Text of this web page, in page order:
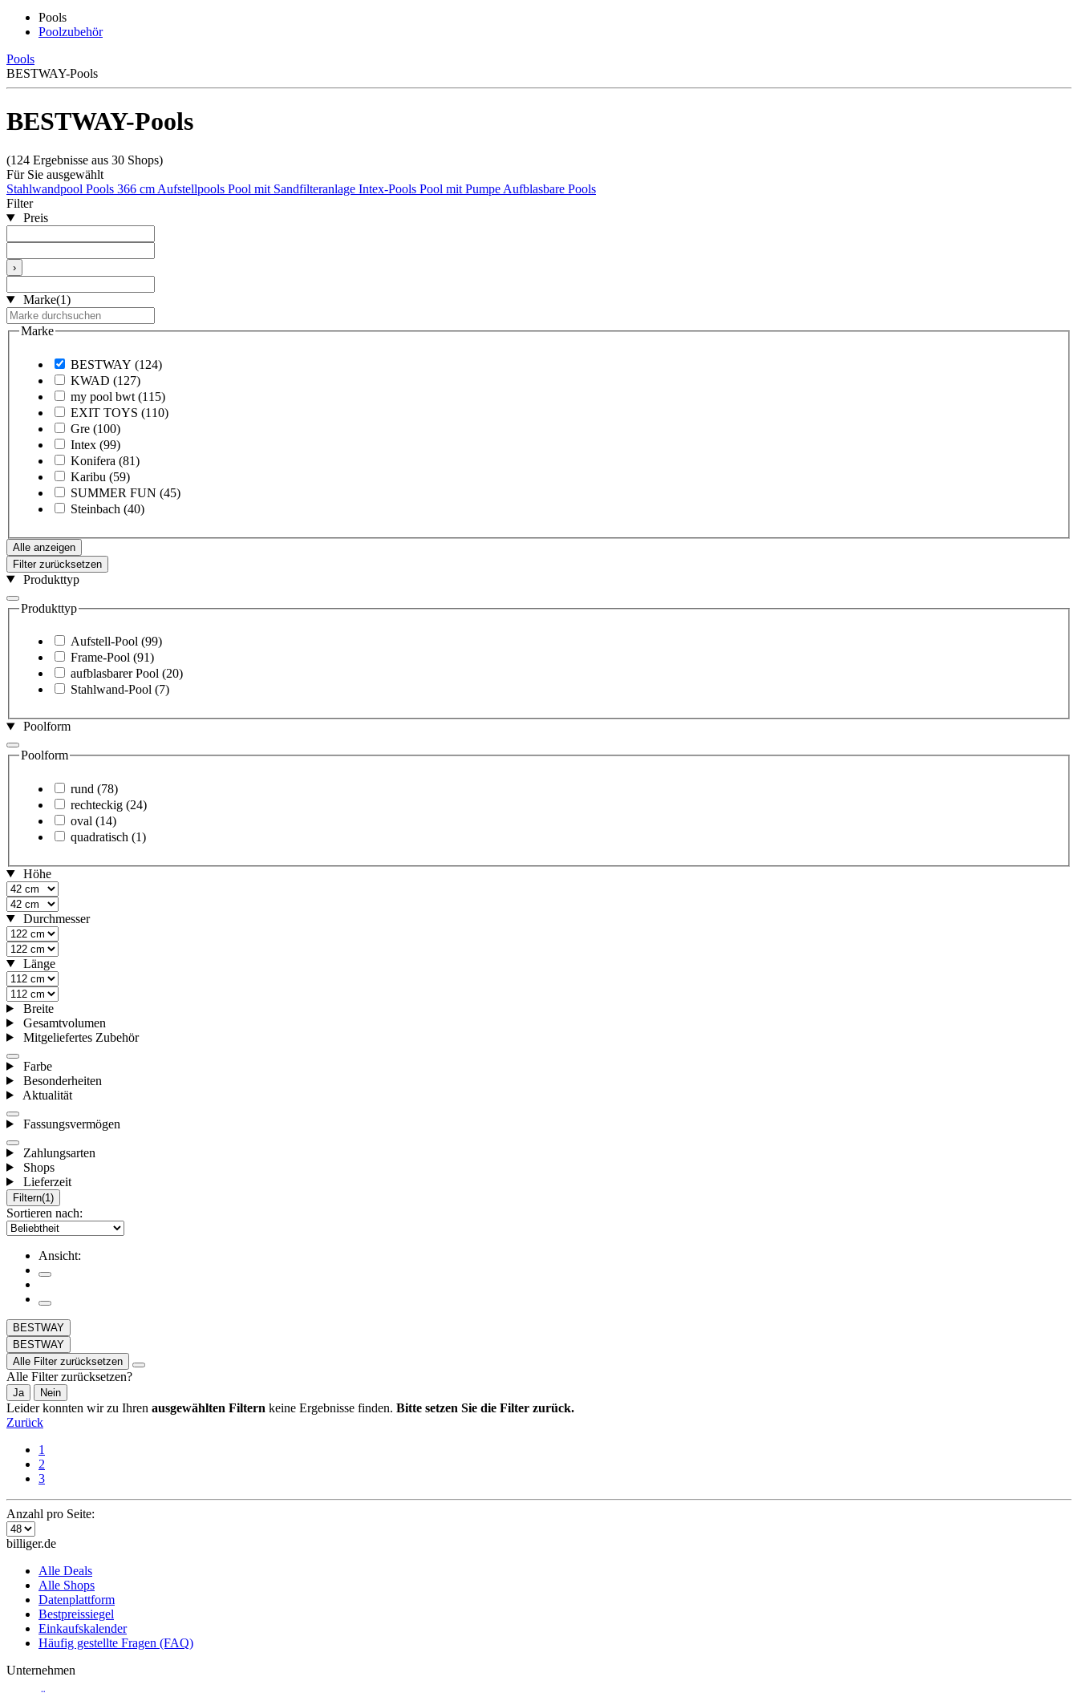
Pools
Poolzubehör
Pools
BESTWAY-Pools
BESTWAY-Pools
(124 Ergebnisse aus 30 Shops)
Für Sie ausgewählt
Stahlwandpool Pools 366 cm Aufstellpools Pool mit Sandfilteranlage Intex-Pools Pool mit Pumpe Aufblasbare Pools
Filter
Preis
›
Marke(1)
Marke
BESTWAY (124)
KWAD (127)
my pool bwt (115)
EXIT TOYS (110)
Gre (100)
Intex (99)
Konifera (81)
Karibu (59)
SUMMER FUN (45)
Steinbach (40)
Alle anzeigen
Filter zurücksetzen
Produkttyp
Produkttyp
Aufstell-Pool (99)
Frame-Pool (91)
aufblasbarer Pool (20)
Stahlwand-Pool (7)
Poolform
Poolform
rund (78)
rechteckig (24)
oval (14)
quadratisch (1)
Höhe
Durchmesser
Länge
Breite
Gesamtvolumen
Mitgeliefertes Zubehör
Farbe
Besonderheiten
Aktualität
Fassungsvermögen
Zahlungsarten
Shops
Lieferzeit
Filtern(1)
Sortieren nach:
Ansicht:
BESTWAY
BESTWAY
Alle Filter zurücksetzen
Alle Filter zurücksetzen?
Ja Nein
Leider konnten wir zu Ihren ausgewählten Filtern keine Ergebnisse finden. Bitte setzen Sie die Filter zurück.
Zurück
1
2
3
Anzahl pro Seite:
billiger.de
Alle Deals
Alle Shops
Datenplattform
Bestpreissiegel
Einkaufskalender
Häufig gestellte Fragen (FAQ)
Unternehmen